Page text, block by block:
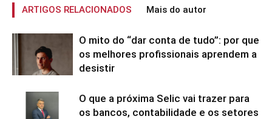
ARTIGOS RELACIONADOS Mais do autor
O mito do “dar conta de tudo”: por que
os melhores profissionais aprendem a
desistir
O que a próxima Selic vai trazer para
os bancos, contabilidade e os setores